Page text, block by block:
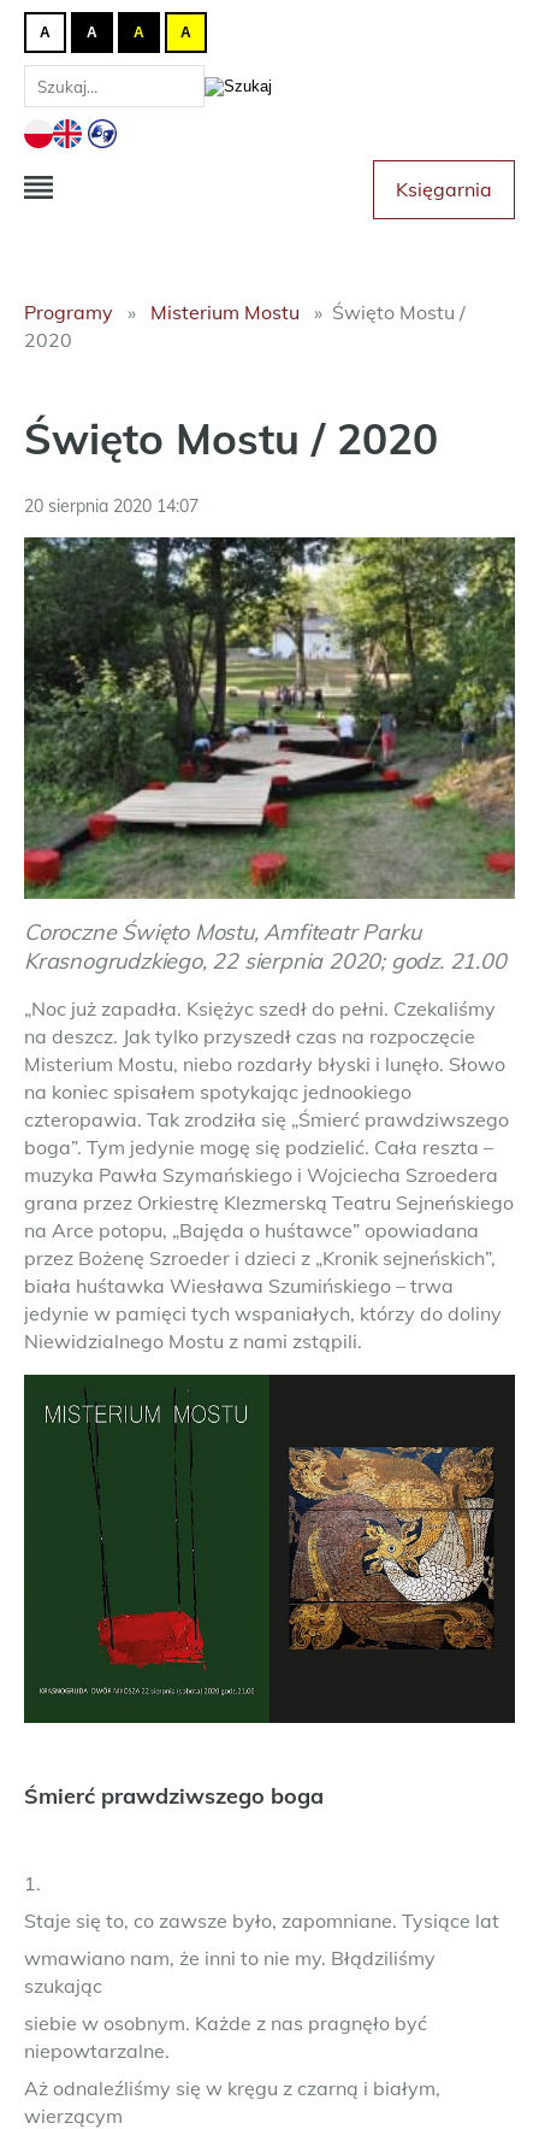
A A A A
Księgarnia
Programy Misterium Mostu
Święto Mostu /
2020
Święto Mostu / 2020
20 sierpnia 2020 14:07
Coroczne Święto Mostu, Amfiteatr Parku
Krasnogrudzkiego, 22 sierpnia 2020; godz. 21.00
„Noc już zapadła. Księżyc szedł do pełni. Czekaliśmy
na deszcz. Jak tylko przyszedł czas na rozpoczęcie
Misterium Mostu, niebo rozdarły błyski i lunęło. Słowo
na koniec spisałem spotykając jednookiego
czteropawia. Tak zrodziła się „Śmierć prawdziwszego
boga”. Tym jedynie mogę się podzielić. Cała reszta –
muzyka Pawła Szymańskiego i Wojciecha Szroedera
grana przez Orkiestrę Klezmerską Teatru Sejneńskiego
na Arce potopu, „Bajęda o huśtawce” opowiadana
przez Bożenę Szroeder i dzieci z „Kronik sejneńskich”,
biała huśtawka Wiesława Szumińskiego – trwa
jedynie w pamięci tych wspaniałych, którzy do doliny
Niewidzialnego Mostu z nami zstąpili.
Śmierć prawdziwszego boga
1.
Staje się to, co zawsze było, zapomniane. Tysiące lat
wmawiano nam, że inni to nie my. Błądziliśmy
szukając
siebie w osobnym. Każde z nas pragnęło być
niepowtarzalne.
Aż odnaleźliśmy się w kręgu z czarną i białym,
wierzącym